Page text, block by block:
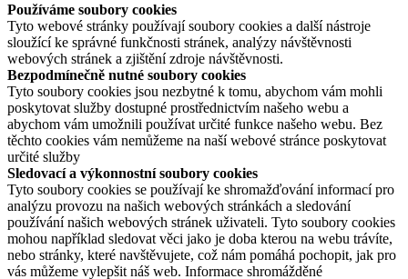
Používáme soubory cookies
Tyto webové stránky používají soubory cookies a další nástroje
sloužící ke správné funkčnosti stránek, analýzy návštěvnosti
webových stránek a zjištění zdroje návštěvnosti.
Bezpodmínečně nutné soubory cookies
Tyto soubory cookies jsou nezbytné k tomu, abychom vám mohli
poskytovat služby dostupné prostřednictvím našeho webu a
abychom vám umožnili používat určité funkce našeho webu. Bez
těchto cookies vám nemůžeme na naší webové stránce poskytovat
určité služby
Sledovací a výkonnostní soubory cookies
Tyto soubory cookies se používají ke shromažďování informací pro
analýzu provozu na našich webových stránkách a sledování
používání našich webových stránek uživateli. Tyto soubory cookies
mohou například sledovat věci jako je doba kterou na webu trávíte,
nebo stránky, které navštěvujete, což nám pomáhá pochopit, jak pro
vás můžeme vylepšit náš web. Informace shromážděné